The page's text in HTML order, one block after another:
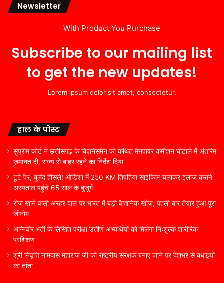
Newsletter
With Product You Purchase
Subscribe to our mailing list
to get the new updates!
Lorem ipsum dolor sit amet, consectetur.
हाल के पोस्ट
सुप्रीम कोर्ट ने छत्तीसगढ़ के बिज़नेसमैन को कथित मैनपावर कमीशन घोटाले में अंतरिम
ज़मानत दी, राज्य से बाहर रहने का निर्देश दिया
टूटे पैर, बुलंद हौसले! ओडिशा में 250 KM तिपहिया साइकिल चलाकर इलाज कराने
अस्पताल पहुंचे 65 साल के बुजुर्ग
रोज खाने वाली अरहर दाल पर भारत में बड़ी वैज्ञानिक खोज, पहली बार तैयार हुआ पूरा
जीनोम
अग्निवीर भर्ती के लिखित परीक्षा उत्तीर्ण अभ्यर्थियों को मिलेगा निःशुल्क शारीरिक
प्रशिक्षण
श्री निवृत्ति नामदास महाराज जी को राष्ट्रीय संरक्षक बनाए जाने पर देशभर से बधाइयों
का तांता